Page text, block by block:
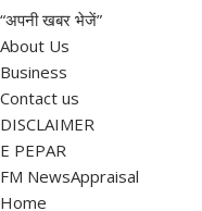
“अपनी खबर भेजें”
About Us
Business
Contact us
DISCLAIMER
E PEPAR
FM NewsAppraisal
Home